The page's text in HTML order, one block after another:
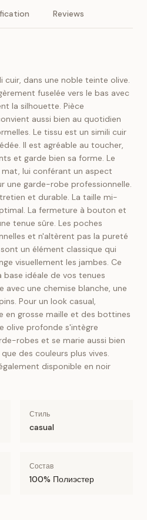
Reviews
cuir, dans une noble teinte olive.
fuselée vers le bas avec
la silhouette. Pièce
aussi bien au quotidien
Le tissu est un simili cuir
Il est agréable au toucher,
et garde bien sa forme. Le
lui conférant un aspect
une garde-robe professionnelle.
et durable. La taille mi-
La fermeture à bouton et
tenue sûre. Les poches
et n'altèrent pas la pureté
un élément classique qui
visuellement les jambes. Ce
idéale de vos tenues
une chemise blanche, une
Pour un look casual,
en grosse maille et des bottines
olive profonde s'intègre
robes et se marie aussi bien
des couleurs plus vives.
disponible en noir
Стиль
casual
Состав
100% Полиэстер